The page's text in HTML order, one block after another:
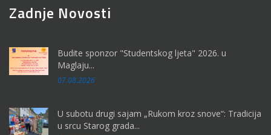
Zadnje Novosti
Budite sponzor "Studentskog ljeta" 2026. u
Maglaju...
07.08.2026
U subotu drugi sajam „Rukom kroz snove“: Tradicija
u srcu Starog grada...